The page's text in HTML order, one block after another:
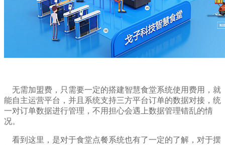
无需加盟费，只需要一定的搭建智慧食堂系统使用费用，就
能自主运营平台，并且系统支持三方平台订单的数据对接，统
一对订单数据进行管理，不用担心会遇上数据管理错乱的情
况。
看到这里，是对于食堂点餐系统也有了一定的了解，对于摆